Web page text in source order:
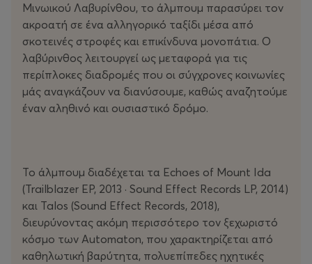
Μινωικού Λαβυρίνθου, το άλμπουμ παρασύρει τον
ακροατή σε ένα αλληγορικό ταξίδι μέσα από
σκοτεινές στροφές και επικίνδυνα μονοπάτια. Ο
λαβύρινθος λειτουργεί ως μεταφορά για τις
περίπλοκες διαδρομές που οι σύγχρονες κοινωνίες
μάς αναγκάζουν να διανύσουμε, καθώς αναζητούμε
έναν αληθινό και ουσιαστικό δρόμο.
Το άλμπουμ διαδέχεται τα Echoes of Mount Ida
(Trailblazer EP, 2013 · Sound Effect Records LP, 2014)
και Talos (Sound Effect Records, 2018),
διευρύνοντας ακόμη περισσότερο τον ξεχωριστό
κόσμο των Automaton, που χαρακτηρίζεται από
καθηλωτική βαρύτητα, πολυεπίπεδες ηχητικές